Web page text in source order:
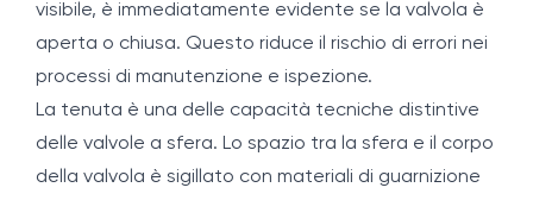
visibile, è immediatamente evidente se la valvola è
aperta o chiusa. Questo riduce il rischio di errori nei
processi di manutenzione e ispezione.
La tenuta è una delle capacità tecniche distintive
delle valvole a sfera. Lo spazio tra la sfera e il corpo
della valvola è sigillato con materiali di guarnizione